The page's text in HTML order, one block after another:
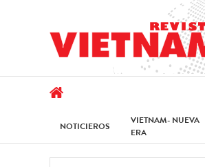
NOTICIEROS
VIETNAM- NUEVA
ERA